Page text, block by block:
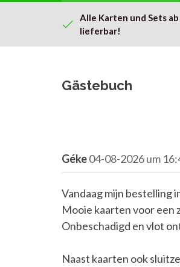
Alle Karten und Sets
lieferbar!
Gästebuch
Géke04-08-2026 um
Vandaag mijn bestelling
Mooie kaarten voor een
Onbeschadigd en vlot
Naast kaarten ook